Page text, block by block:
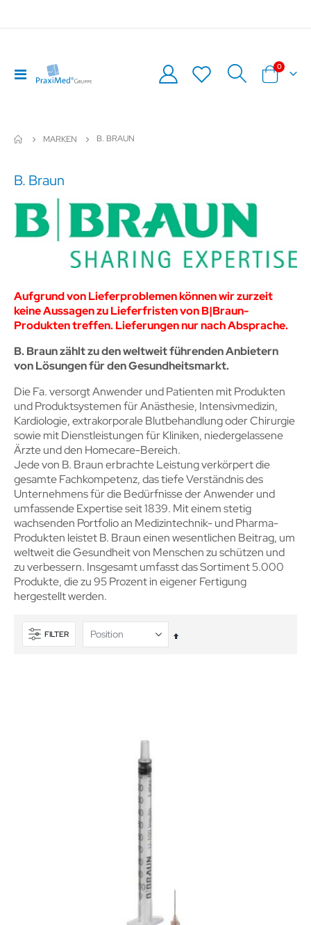
Navigation
umschalten
Warenkorb
0Artikel
MARKEN B. BRAUN
B. Braun
Aufgrund von Lieferproblemen können wir zurzeit
keine Aussagen zu Lieferfristen von B|Braun-
Produkten treffen. Lieferungen nur nach Absprache.
B. Braun zählt zu den weltweit führenden Anbietern
von Lösungen für den Gesundheitsmarkt.
Die Fa. versorgt Anwender und Patienten mit Produkten
und Produktsystemen für Anästhesie, Intensivmedizin,
Kardiologie, extrakorporale Blutbehandlung oder Chirurgie
sowie mit Dienstleistungen für Kliniken, niedergelassene
Ärzte und den Homecare-Bereich.
Jede von B. Braun erbrachte Leistung verkörpert die
gesamte Fachkompetenz, das tiefe Verständnis des
Unternehmens für die Bedürfnisse der Anwender und
umfassende Expertise seit 1839. Mit einem stetig
wachsenden Portfolio an Medizintechnik- und Pharma-
Produkten leistet B. Braun einen wesentlichen Beitrag, um
weltweit die Gesundheit von Menschen zu schützen und
zu verbessern. Insgesamt umfasst das Sortiment 5.000
Produkte, die zu 95 Prozent in eigener Fertigung
hergestellt werden.
FILTER
In